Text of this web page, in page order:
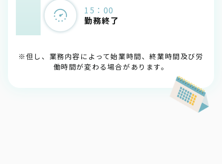
15：00
勤務終了
※但し、業務内容によって始業時間、終業時間及び労
働時間が変わる場合があります。